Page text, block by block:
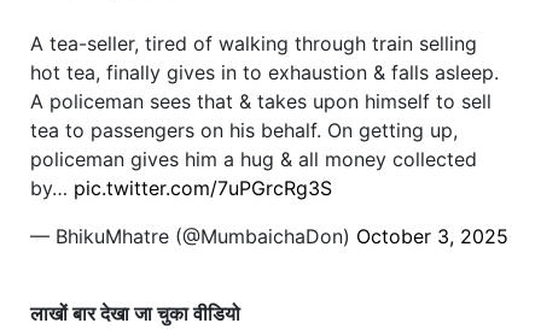
A tea-seller, tired of walking through train selling
hot tea, finally gives in to exhaustion & falls asleep.
A policeman sees that & takes upon himself to sell
tea to passengers on his behalf. On getting up,
policeman gives him a hug & all money collected
by… pic.twitter.com/7uPGrcRg3S
— BhikuMhatre (@MumbaichaDon) October 3, 2025
लाखों बार देखा जा चुका वीडियो